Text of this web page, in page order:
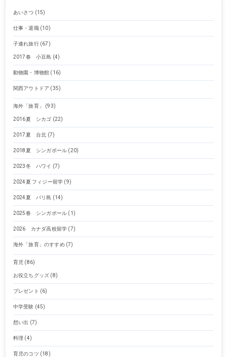
あいさつ (15)
仕事・退職 (10)
子連れ旅行(67)
2017春 小豆島 (4)
動物園・博物館 (16)
関西アウトドア (35)
海外「旅育」 (93)
2016夏 シカゴ (22)
2017夏 台北 (7)
2018夏 シンガポール (20)
2023冬 ハワイ (7)
2024夏 フィジー留学 (9)
2024夏 バリ島 (14)
2025春 シンガポール (1)
2026 カナダ高校留学 (7)
海外「旅育」のすすめ(7)
育児 (86)
お役立ちグッズ (8)
プレゼント (6)
中学受験 (45)
想い出 (7)
料理 (4)
育児のコツ (18)